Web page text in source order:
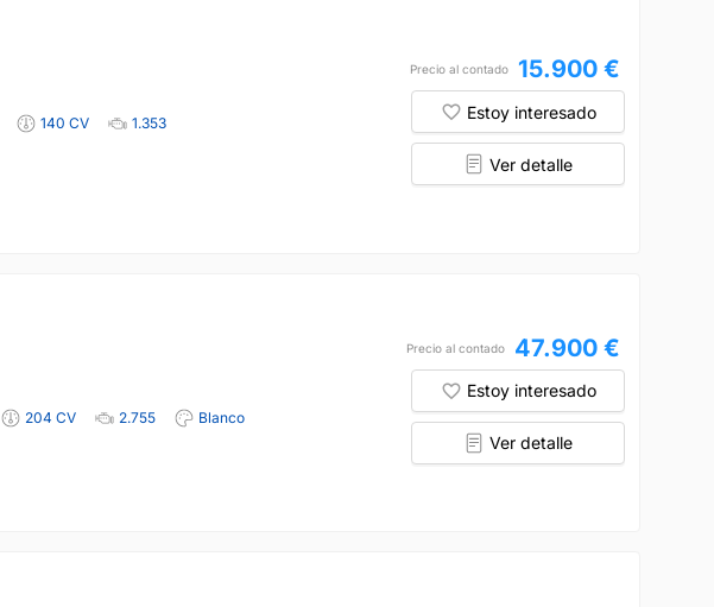
140 CV
1.353
Precio al contado 15.900 €
Estoy interesado
Ver detalle
204 CV 2.755
Blanco
Precio al contado 47.900 €
Estoy interesado
Ver detalle